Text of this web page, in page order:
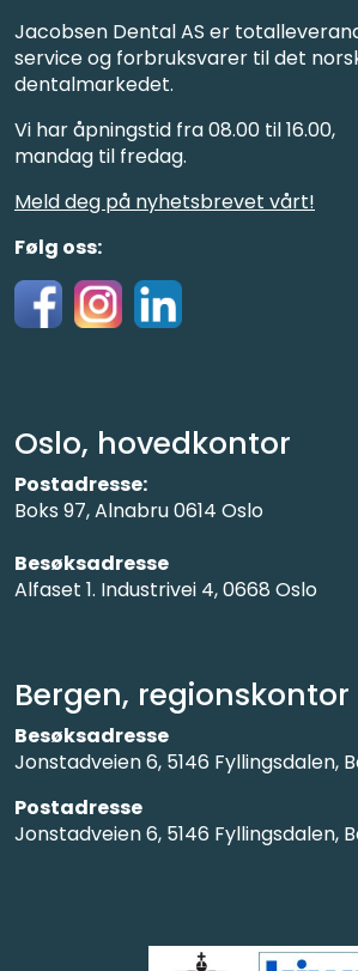
Jacobsen Dental AS er
service og forbruksvarer til det
dentalmarkedet.
Vi har åpningstid fra 08.00 til 16.00,
mandag til fredag.
Meld deg på nyhetsbrevet vårt!
Følg oss:
Bergen, regionskontor
Besøksadresse
Jonstadveien 6, 5146 Fyllingsdalen,
Postadresse
Jonstadveien 6, 5146 Fyllingsdalen,
Oslo, hovedkontor
Postadresse:
Boks 97, Alnabru 0614 Oslo
Besøksadresse
Alfaset 1. Industrivei 4, 0668 Oslo